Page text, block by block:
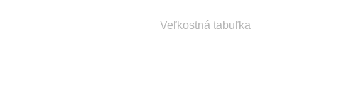
Veľkostná tabuľka